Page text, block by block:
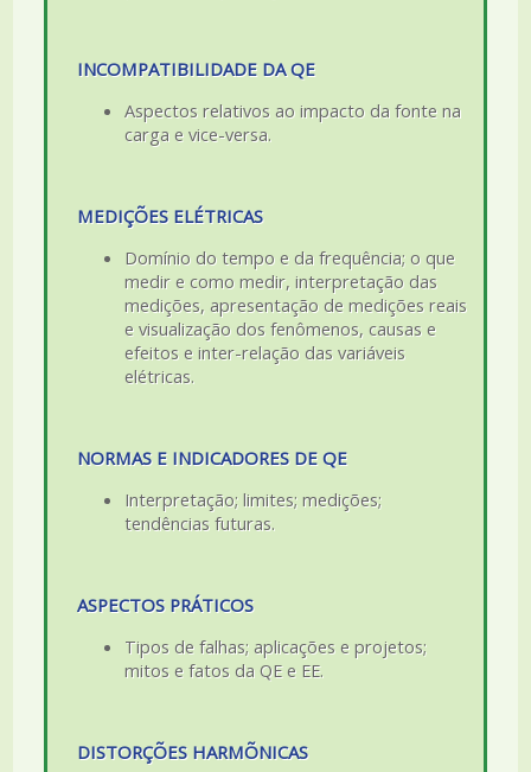
INCOMPATIBILIDADE DA QE
Aspectos relativos ao impacto da fonte na
carga e vice-versa.
MEDIÇÕES ELÉTRICAS
Domínio do tempo e da frequência; o que
medir e como medir, interpretação das
medições, apresentação de medições reais
e visualização dos fenômenos, causas e
efeitos e inter-relação das variáveis
elétricas.
NORMAS E INDICADORES DE QE
Interpretação; limites; medições;
tendências futuras.
ASPECTOS PRÁTICOS
Tipos de falhas; aplicações e projetos;
mitos e fatos da QE e EE.
DISTORÇÕES HARMÕNICAS